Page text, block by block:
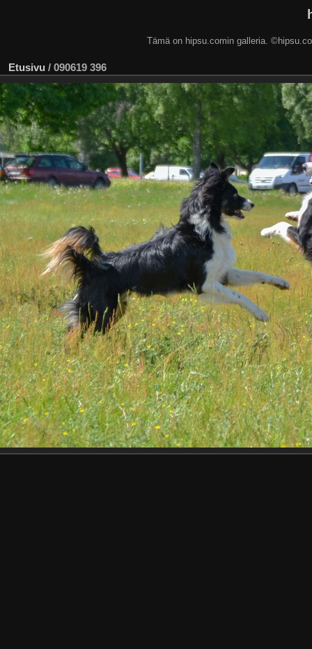
Tämä on hipsu.comin galleria.
Etusivu / 090619 396